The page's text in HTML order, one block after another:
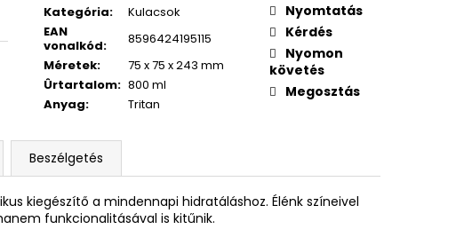
Kategória:
Kulacsok
EAN
vonalkód:
8596424195115
Méretek:
75 x 75 x 243 mm
Ûrtartalom: 800 ml
Anyag: Tritan
Nyomtatás
Kérdés
Nyomon
követés
Megosztás
Beszélgetés
kiegészítő a mindennapi hidratáláshoz. Élénk színeivel
funkcionalitásával is kitűnik.